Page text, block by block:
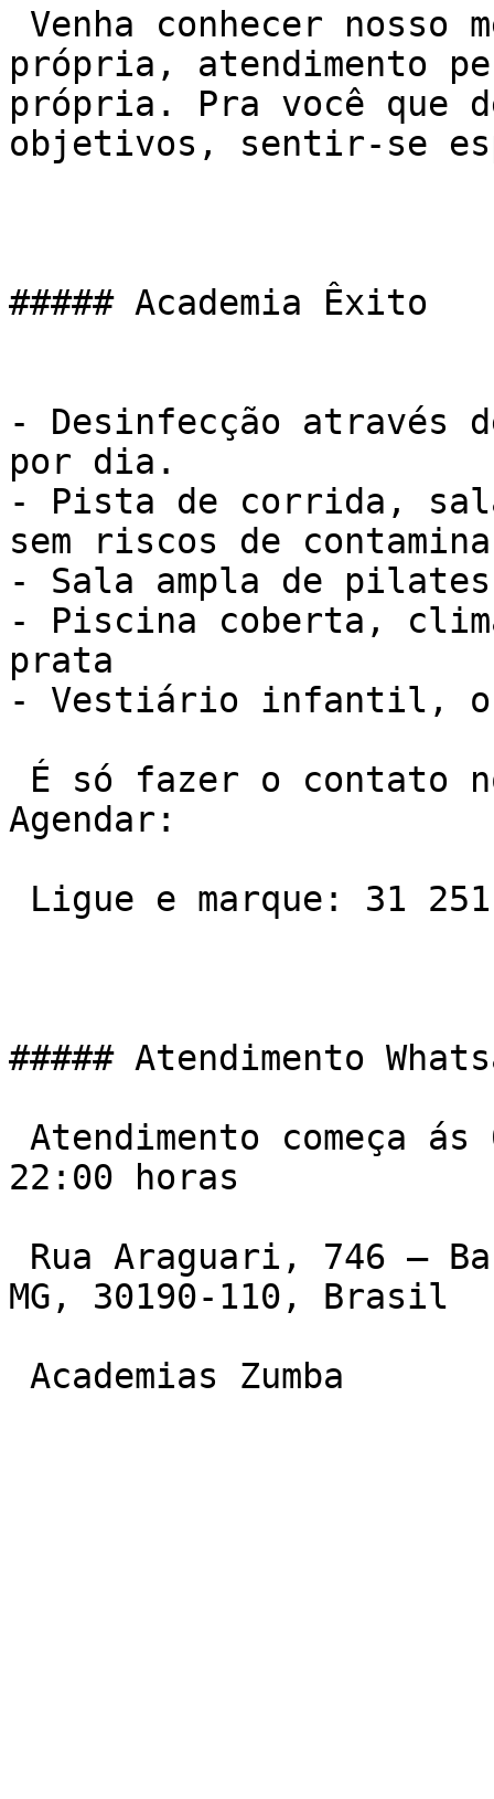
própria, atendimento
própria. Pra você que
objetivos, sentir-se
##### Academia Êxito
- Desinfecção
por dia.
- Pista de corrida,
sem riscos de
- Sala ampla de pilates
- Piscina coberta,
prata
- Vestiário infantil, o
Agendar:
##### Atendimento
22:00 horas
MG, 30190-110, Brasil
Academias Zumba